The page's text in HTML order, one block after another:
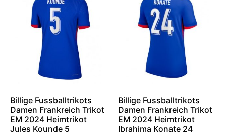
Billige Fussballtrikots
Damen Frankreich Trikot
EM 2024 Heimtrikot
Jules Kounde 5
Billige Fussballtrikots
Damen Frankreich Trikot
EM 2024 Heimtrikot
Ibrahima Konate 24